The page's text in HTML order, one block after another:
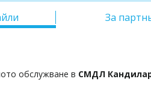
За
обслужване в СМДЛ